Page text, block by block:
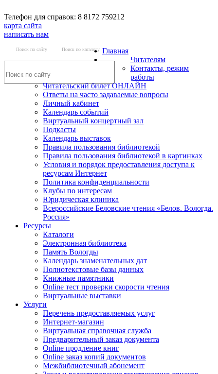
Телефон для справок: 8 8172 759212
карта сайта
написать нам
Поиск по сайту Поиск по каталогу Главная
Читателям
Контакты, режим
работы
Читательский билет ОНЛАЙН
Ответы на часто задаваемые вопросы
Личный кабинет
Календарь событий
Виртуальный концертный зал
Подкасты
Календарь выставок
Правила пользования библиотекой
Правила пользования библиотекой в картинках
Условия и порядок предоставления доступа к
ресурсам Интернет
Политика конфиденциальности
Клубы по интересам
Юридическая клиника
Всероссийские Беловские чтения «Белов. Вологда.
Россия»
Ресурсы
Каталоги
Электронная библиотека
Память Вологды
Календарь знаменательных дат
Полнотекстовые базы данных
Книжные памятники
Online тест проверки скорости чтения
Виртуальные выставки
Услуги
Перечень предоставляемых услуг
Интернет-магазин
Виртуальная справочная служба
Предварительный заказ документа
Online продление книг
Online заказ копий документов
Межбиблиотечный абонемент